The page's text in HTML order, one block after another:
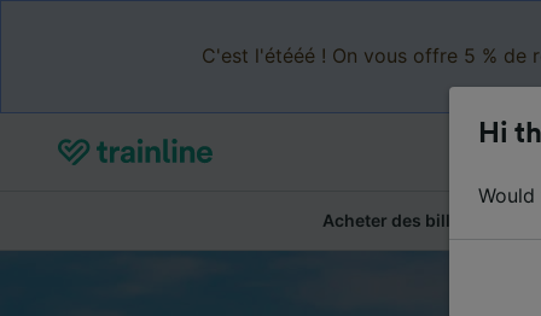
C'est l'étééé ! On vous offre 5 %
Acheter des billets
Hi